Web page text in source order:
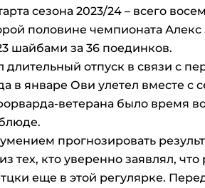
сезона 2023/24 – всего
половине чемпионата Алекс
шайбами за 36 поединков.
отпуск в связи с
в январе Ови улетел вместе с
ветерана было время
прогнозировать
тех, кто уверенно заявлял, что
еще в этой регулярке.